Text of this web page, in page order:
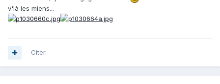
v'là les miens...
Citer